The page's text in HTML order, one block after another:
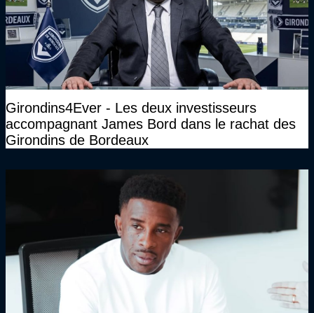
Girondins4Ever - Les deux investisseurs
accompagnant James Bord dans le rachat des
Girondins de Bordeaux